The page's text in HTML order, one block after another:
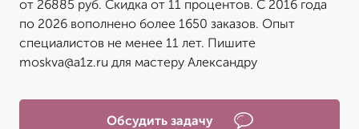
от 26885 руб. Скидка от 11 процентов. С 2016 года
по 2026 вополнено более 1650 заказов. Опыт
специалистов не менее 11 лет. Пишите
moskva@a1z.ru для мастеру Александру
Обсудить задачу